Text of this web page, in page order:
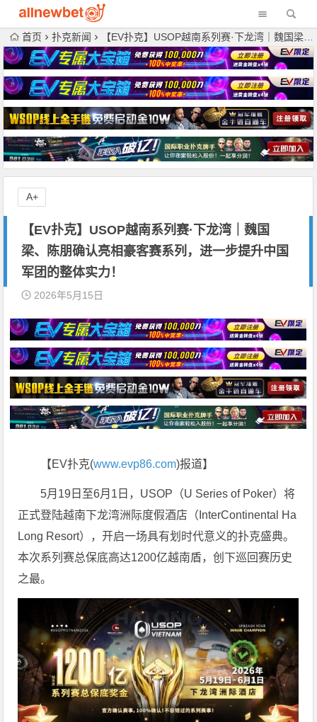
首页 扑克新闻 【EV扑克】USOP越南系列赛·下龙湾｜魏国梁、陈朋确认亮相豪客赛系列，进一步提升中国军团的整体实力！
【EV扑克】USOP越南系列赛·下龙湾｜魏国
梁、陈朋确认亮相豪客赛系列，进一步提升中国
军团的整体实力！
2026年5月15日
【EV扑克(www.evp86.com)报道】
5月19日至6月1日，USOP（U Series of Poker）将
正式登陆越南下龙湾洲际度假酒店（InterContinental Ha
Long Resort），开启一场具有划时代意义的扑克盛典。
本次系列赛总保底高达1200亿越南盾，创下巡回赛历史
之最。
A+